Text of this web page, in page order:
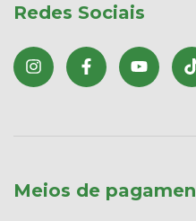
Redes Sociais
Meios de